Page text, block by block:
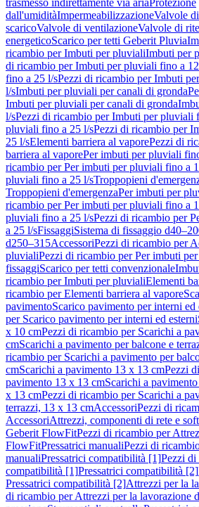
trasmesso indirettamente via ariaProtezione
dall'umiditàImpermeabilizzazioneValvole
scaricoValvole di ventilazioneValvole di
energeticoScarico per tetti Geberit Pluvia
ricambio per Imbuti per pluvialiImbuti per
di ricambio per Imbuti per pluviali fino a
fino a 25 l/sPezzi di ricambio per Imbuti
l/sImbuti per pluviali per canali di gronda
Imbuti per pluviali per canali di gronda
l/sPezzi di ricambio per Imbuti per pluviali
pluviali fino a 25 l/sPezzi di ricambio per
25 l/sElementi barriera al vaporePezzi di
barriera al vaporePer imbuti per pluviali
ricambio per Per imbuti per pluviali fino a
pluviali fino a 25 l/sTroppopieni
Troppopieni d'emergenzaPer imbuti per
ricambio per Per imbuti per pluviali fino a
pluviali fino a 25 l/sPezzi di ricambio per
a 25 l/sFissaggiSistema di fissaggio
d250–315AccessoriPezzi di ricambio per
pluvialiPezzi di ricambio per Per imbuti
fissaggiScarico per tetti convenzionale
ricambio per Imbuti per pluvialiElementi
ricambio per Elementi barriera al vapore
pavimentoScarico pavimento per interni ed
per Scarico pavimento per interni ed esterni
x 10 cmPezzi di ricambio per Scarichi a
cmScarichi a pavimento per balcone e
ricambio per Scarichi a pavimento per
cmScarichi a pavimento 13 x 13 cmPezzi
pavimento 13 x 13 cmScarichi a
x 13 cmPezzi di ricambio per Scarichi a
terrazzi, 13 x 13 cmAccessoriPezzi di
AccessoriAttrezzi, componenti di rete e
Geberit FlowFitPezzi di ricambio per
FlowFitPressatrici manualiPezzi di
manualiPressatrici compatibilità [1]Pezzi di
compatibilità [1]Pressatrici compatibilità [2]
Pressatrici compatibilità [2]Attrezzi per la
di ricambio per Attrezzi per la lavorazione